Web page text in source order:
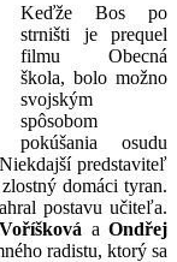
Keďže Bos po
strništi je prequel
filmu Obecná
škola, bolo možno
svojským
spôsobom
pokúšania osudu
predstaviteľ
domáci tyran.
postavu učiteľa.
Voříšková a Ondřej
radistu, ktorý sa